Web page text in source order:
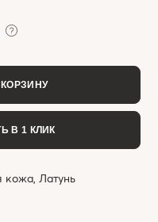
КОРЗИНУ
В 1 КЛИК
кожа, Латунь